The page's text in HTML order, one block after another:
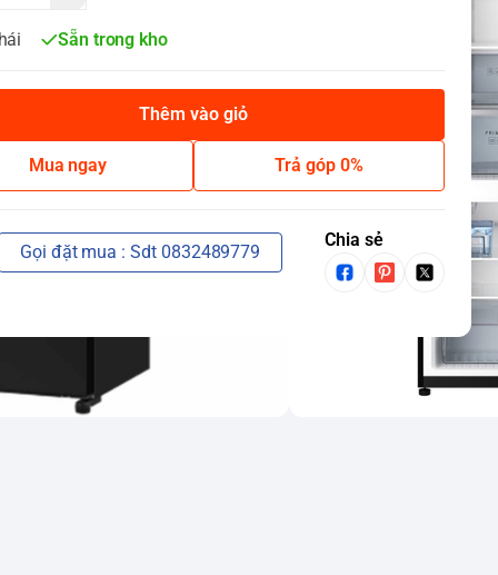
Sẵn trong kho
Thêm vào giỏ
Mua ngay Trả góp 0%
Gọi đặt mua : Sdt 0832489779
Chia sẻ